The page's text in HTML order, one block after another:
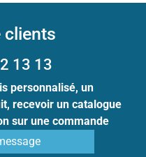
clients
13 13
personnalisé, un
recevoir un catalogue
sur une commande